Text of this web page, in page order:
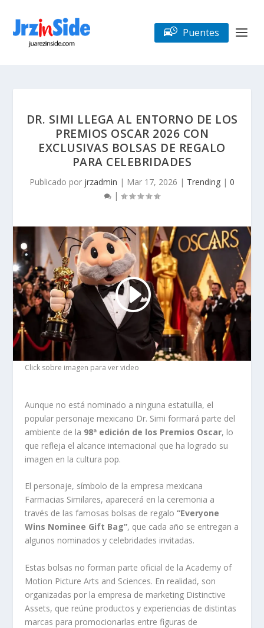
Puentes
DR. SIMI LLEGA AL ENTORNO DE LOS
PREMIOS OSCAR 2026 CON
EXCLUSIVAS BOLSAS DE REGALO
PARA CELEBRIDADES
Publicado por jrzadmin | Mar 17, 2026 | Trending | 0
|
Click sobre imagen para ver video
Aunque no está nominado a ninguna estatuilla, el
popular personaje mexicano Dr. Simi formará parte del
ambiente de la 98ª edición de los Premios Oscar, lo
que refleja el alcance internacional que ha logrado su
imagen en la cultura pop.
El personaje, símbolo de la empresa mexicana
Farmacias Similares, aparecerá en la ceremonia a
través de las famosas bolsas de regalo“Everyone
Wins Nominee Gift Bag”, que cada año se entregan a
algunos nominados y celebridades invitadas.
Estas bolsas no forman parte oficial de la Academy of
Motion Picture Arts and Sciences. En realidad, son
organizadas por la empresa de marketing Distinctive
Assets, que reúne productos y experiencias de distintas
marcas para promocionarlas entre figuras de